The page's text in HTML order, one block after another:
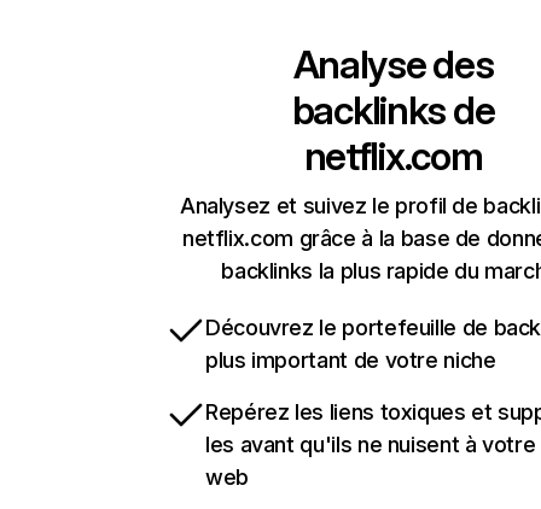
Analyse des
backlinks de
netflix.com
Analysez et suivez le profil de
netflix.com grâce à la base de
backlinks la plus rapide du
Découvrez le portefeuille de
plus important de votre niche
Repérez les liens toxiques et
les avant qu'ils ne nuisent à
web